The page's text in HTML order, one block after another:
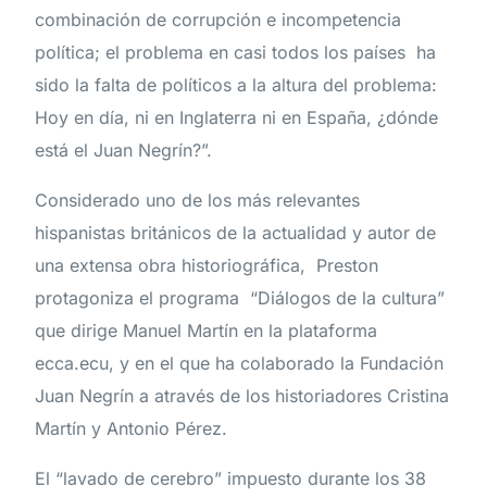
combinación de corrupción e incompetencia
política; el problema en casi todos los países ha
sido la falta de políticos a la altura del problema:
Hoy en día, ni en Inglaterra ni en España, ¿dónde
está el Juan Negrín?”.
Considerado uno de los más relevantes
hispanistas británicos de la actualidad y autor de
una extensa obra historiográfica, Preston
protagoniza el programa “Diálogos de la cultura”
que dirige Manuel Martín en la plataforma
ecca.ecu, y en el que ha colaborado la Fundación
Juan Negrín a através de los historiadores Cristina
Martín y Antonio Pérez.
El “lavado de cerebro” impuesto durante los 38